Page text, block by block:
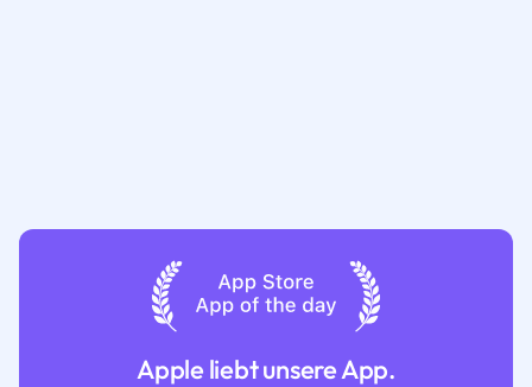
Apple liebt unsere App.